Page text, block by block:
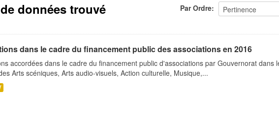
Par Ordre
données trouvé
dans le cadre du financement public des associations en 2016
accordées dans le cadre du financement public d'associations par Gouvernorat dans
Arts scéniques, Arts audio-visuels, Action culturelle, Musique,...